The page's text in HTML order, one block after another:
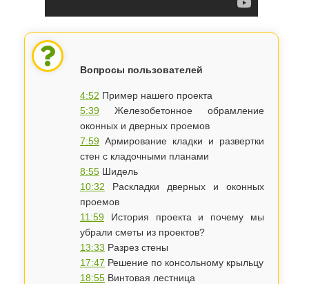
Вопросы пользователей
4:52 Пример нашего проекта
5:39 Железобетонное обрамление
оконных и дверных проемов
7:59 Армирование кладки и развертки
стен с кладочными планами
8:55 Шидель
10:32 Раскладки дверных и оконных
проемов
11:59 История проекта и почему мы
убрали сметы из проектов?
13:33 Разрез стены
17:47 Решение по консольному крыльцу
18:55 Винтовая лестница